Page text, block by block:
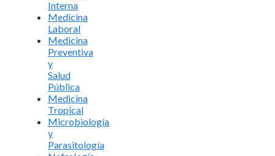
Interna
Medicina
Laboral
Medicina
Preventiva
y
Salud
Pública
Medicina
Tropical
Microbiología
y
Parasitología